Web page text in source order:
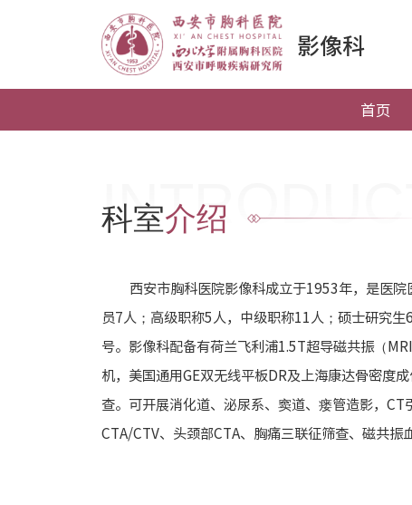
影像科
首页
科室介绍
西安市胸科医院影像科成立于1953年，是医
员7人；高级职称5人，中级职称11人；硕士研究
号。影像科配备有荷兰飞利浦1.5T超导磁共振（
机，美国通用GE双无线平板DR及上海康达骨密度
查。可开展消化道、泌尿系、窦道、瘘管造影，
CTA/CTV、头颈部CTA、胸痛三联征筛查、磁共振